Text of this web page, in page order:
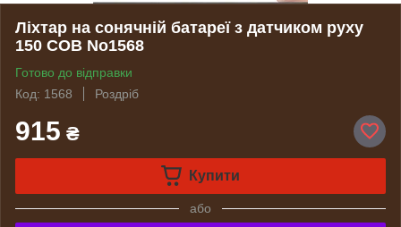
Ліхтар на сонячній батареї з датчиком руху
150 COB No1568
Готово до відправки
Код: 1568
Роздріб
915 ₴
Купити
або